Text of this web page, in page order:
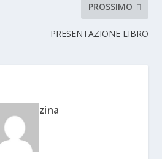
PROSSIMO
PRESENTAZIONE LIBRO
zina